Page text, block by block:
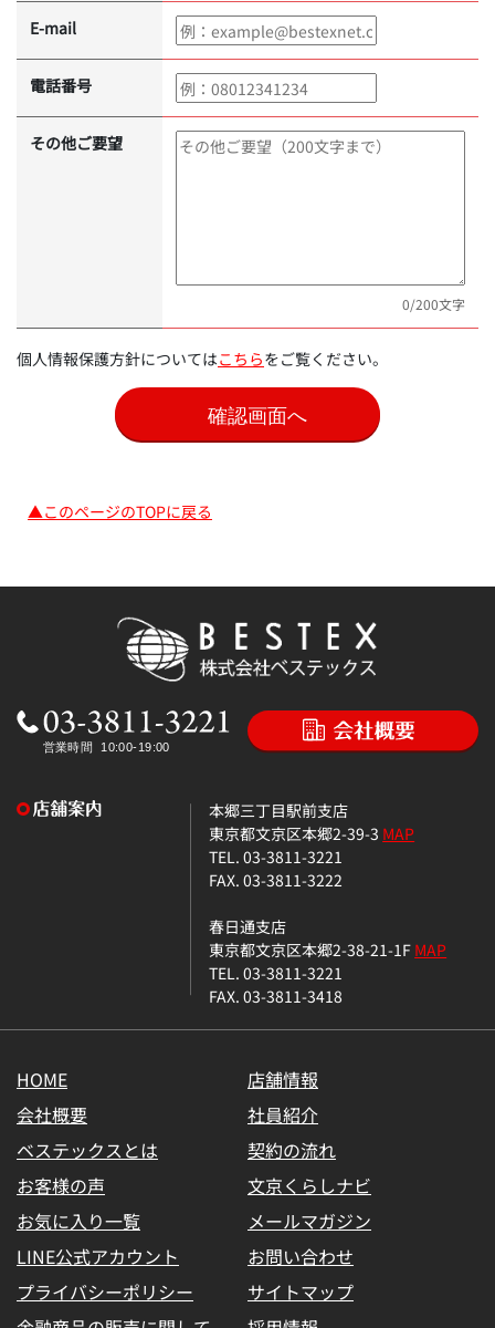
E-mail
電話番号
その他ご要望
0/200文字
個人情報保護方針についてはこちらをご覧ください。
▲このページのTOPに戻る
本郷三丁目駅前支店
東京都文京区本郷2-39-3 MAP
TEL. 03-3811-3221
FAX. 03-3811-3222
春日通支店
東京都文京区本郷2-38-21-1FMAP
TEL. 03-3811-3221
FAX. 03-3811-3418
HOME
店舗情報
会社概要
社員紹介
ベステックスとは
契約の流れ
お客様の声
文京くらしナビ
お気に入り一覧
メールマガジン
LINE公式アカウント
お問い合わせ
プライバシーポリシー
サイトマップ